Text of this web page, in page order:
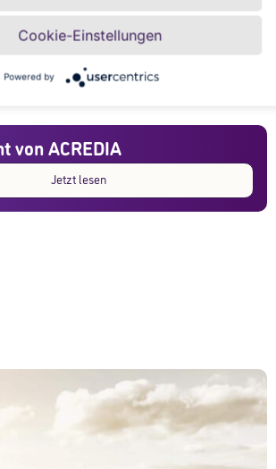
als in der Vorkrisenprognose (+3 %) Für
mehr erwartet, sondern eine
von ACREDIA
Jetzt lesen
Cookie-Einstellungen
Powered by